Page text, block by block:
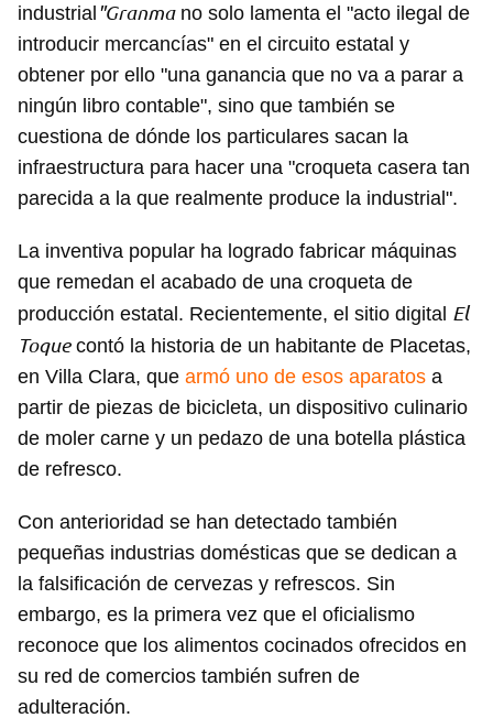
Guardar como favorito
Para poder guardar como favorito, primero has de
iniciar sesión con tu cuenta de 14ymedio.
industrial "Granmano solo lamenta el "acto ilegal de
introducir mercancías" en el circuito estatal y
obtener por ello "una ganancia que no va a parar a
ningún libro contable", sino que también se
cuestiona de dónde los particulares sacan la
infraestructura para hacer una "croqueta casera tan
parecida a la que realmente produce la industrial".
La inventiva popular ha logrado fabricar máquinas
que remedan el acabado de una croqueta de
producción estatal. Recientemente, el sitio digital El
Toquecontó la historia de un habitante de Placetas,
en Villa Clara, que armó uno de esos aparatos a
partir de piezas de bicicleta, un dispositivo culinario
de moler carne y un pedazo de una botella plástica
de refresco.
Con anterioridad se han detectado también
pequeñas industrias domésticas que se dedican a
la falsificación de cervezas y refrescos. Sin
embargo, es la primera vez que el oficialismo
reconoce que los alimentos cocinados ofrecidos en
su red de comercios también sufren de
adulteración.